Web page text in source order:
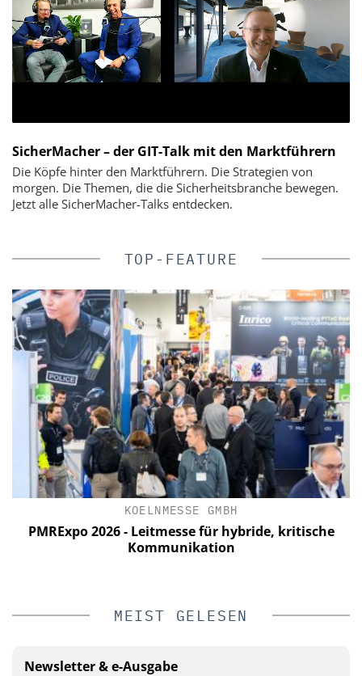
SicherMacher – der GIT-Talk mit den Marktführern
Die Köpfe hinter den Marktführern. Die Strategien von
morgen. Die Themen, die die Sicherheitsbranche bewegen.
Jetzt alle SicherMacher-Talks entdecken.
TOP-FEATURE
KOELNMESSE GMBH
PMRExpo 2026 - Leitmesse für hybride, kritische
Kommunikation
MEIST GELESEN
Newsletter & e-Ausgabe